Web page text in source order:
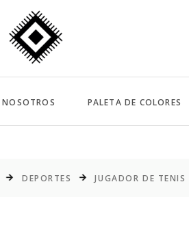
NOSOTROS PALETA DE COLORES
DEPORTES JUGADOR DE TENIS